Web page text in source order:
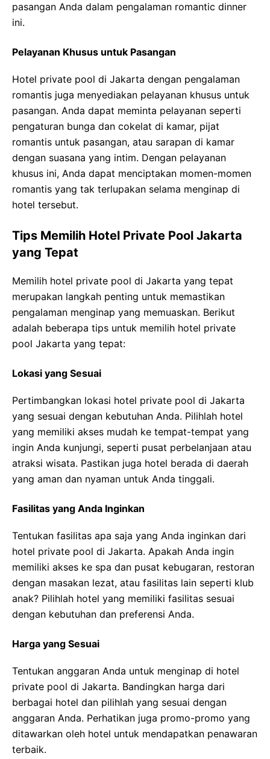
pasangan Anda dalam pengalaman romantic dinner
ini.
Pelayanan Khusus untuk Pasangan
Hotel private pool di Jakarta dengan pengalaman
romantis juga menyediakan pelayanan khusus untuk
pasangan. Anda dapat meminta pelayanan seperti
pengaturan bunga dan cokelat di kamar, pijat
romantis untuk pasangan, atau sarapan di kamar
dengan suasana yang intim. Dengan pelayanan
khusus ini, Anda dapat menciptakan momen-momen
romantis yang tak terlupakan selama menginap di
hotel tersebut.
Tips Memilih Hotel Private Pool Jakarta
yang Tepat
Memilih hotel private pool di Jakarta yang tepat
merupakan langkah penting untuk memastikan
pengalaman menginap yang memuaskan. Berikut
adalah beberapa tips untuk memilih hotel private
pool Jakarta yang tepat:
Lokasi yang Sesuai
Pertimbangkan lokasi hotel private pool di Jakarta
yang sesuai dengan kebutuhan Anda. Pilihlah hotel
yang memiliki akses mudah ke tempat-tempat yang
ingin Anda kunjungi, seperti pusat perbelanjaan atau
atraksi wisata. Pastikan juga hotel berada di daerah
yang aman dan nyaman untuk Anda tinggali.
Fasilitas yang Anda Inginkan
Tentukan fasilitas apa saja yang Anda inginkan dari
hotel private pool di Jakarta. Apakah Anda ingin
memiliki akses ke spa dan pusat kebugaran, restoran
dengan masakan lezat, atau fasilitas lain seperti klub
anak? Pilihlah hotel yang memiliki fasilitas sesuai
dengan kebutuhan dan preferensi Anda.
Harga yang Sesuai
Tentukan anggaran Anda untuk menginap di hotel
private pool di Jakarta. Bandingkan harga dari
berbagai hotel dan pilihlah yang sesuai dengan
anggaran Anda. Perhatikan juga promo-promo yang
ditawarkan oleh hotel untuk mendapatkan penawaran
terbaik.